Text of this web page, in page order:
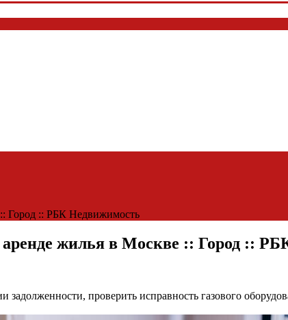
:: Город :: РБК Недвижимость
аренде жилья в Москве :: Город ::
проверить исправность газового